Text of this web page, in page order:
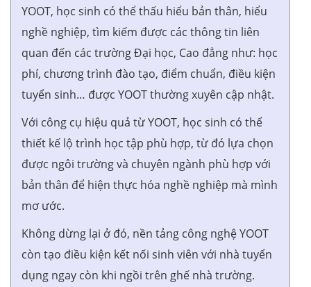
YOOT, học sinh có thể thấu hiểu bản thân, hiểu
nghề nghiệp, tìm kiếm được các thông tin liên
quan đến các trường Đại học, Cao đẳng như: học
phí, chương trình đào tạo, điểm chuẩn, điều kiện
tuyển sinh… được YOOT thường xuyên cập nhật.
Với công cụ hiệu quả từ YOOT, học sinh có thể
thiết kế lộ trình học tập phù hợp, từ đó lựa chọn
được ngôi trường và chuyên ngành phù hợp với
bản thân để hiện thực hóa nghề nghiệp mà mình
mơ ước.
Không dừng lại ở đó, nền tảng công nghệ YOOT
còn tạo điều kiện kết nối sinh viên với nhà tuyển
dụng ngay còn khi ngồi trên ghế nhà trường.